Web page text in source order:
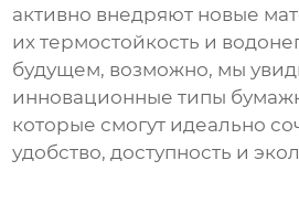
активно внедряют новые
их термостойкость и
будущем, возможно, мы
инновационные типы
которые смогут идеально
удобство, доступность и